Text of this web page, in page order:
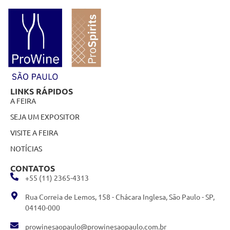
LINKS RÁPIDOS
A FEIRA
SEJA UM EXPOSITOR
VISITE A FEIRA
NOTÍCIAS
+55 (11) 2365-4313
Rua Correia de Lemos, 158 - Chácara Inglesa, São Paulo - SP,
04140-000
prowinesaopaulo@prowinesaopaulo.com.br
CONTATOS